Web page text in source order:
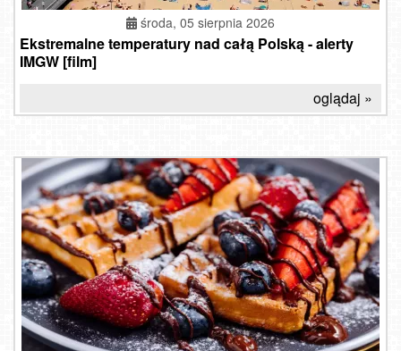
środa, 05 sierpnia 2026
Ekstremalne temperatury nad całą Polską - alerty
IMGW [film]
oglądaj »